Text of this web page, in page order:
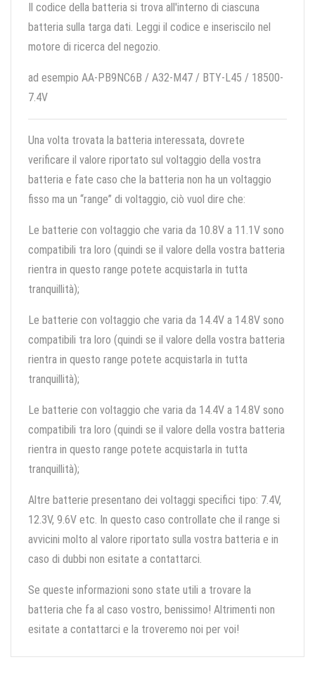
Il codice della batteria si trova all'interno di ciascuna
batteria sulla targa dati. Leggi il codice e inseriscilo nel
motore di ricerca del negozio.
ad esempio AA-PB9NC6B / A32-M47 / BTY-L45 / 18500-
7.4V
Una volta trovata la batteria interessata, dovrete
verificare il valore riportato sul voltaggio della vostra
batteria e fate caso che la batteria non ha un voltaggio
fisso ma un “range” di voltaggio, ciò vuol dire che:
Le batterie con voltaggio che varia da 10.8V a 11.1V sono
compatibili tra loro (quindi se il valore della vostra batteria
rientra in questo range potete acquistarla in tutta
tranquillità);
Le batterie con voltaggio che varia da 14.4V a 14.8V sono
compatibili tra loro (quindi se il valore della vostra batteria
rientra in questo range potete acquistarla in tutta
tranquillità);
Le batterie con voltaggio che varia da 14.4V a 14.8V sono
compatibili tra loro (quindi se il valore della vostra batteria
rientra in questo range potete acquistarla in tutta
tranquillità);
Altre batterie presentano dei voltaggi specifici tipo: 7.4V,
12.3V, 9.6V etc. In questo caso controllate che il range si
avvicini molto al valore riportato sulla vostra batteria e in
caso di dubbi non esitate a contattarci.
Se queste informazioni sono state utili a trovare la
batteria che fa al caso vostro, benissimo! Altrimenti non
esitate a contattarci e la troveremo noi per voi!